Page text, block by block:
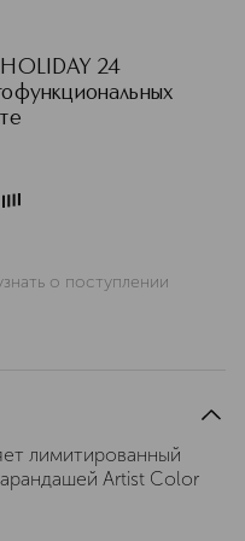
24
о поступлении
лимитированный
Artist Color